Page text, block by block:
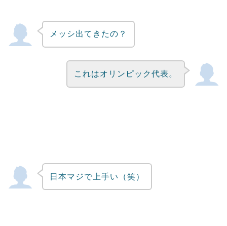
メッシ出てきたの？
これはオリンピック代表。
日本マジで上手い（笑）